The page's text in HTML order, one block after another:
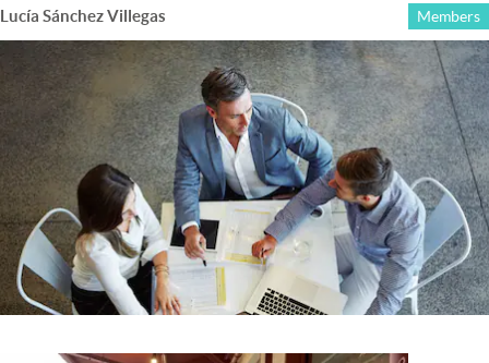
Lucía Sánchez Villegas Members